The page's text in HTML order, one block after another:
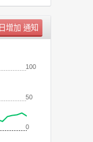
單位：張
0
50
100